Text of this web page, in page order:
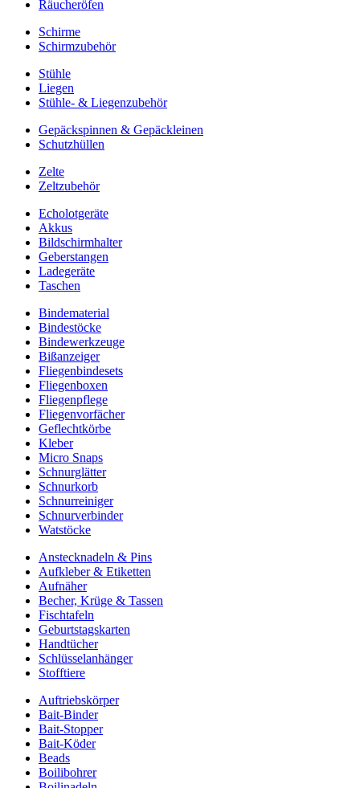
Räucheröfen
Schirme
Schirmzubehör
Stühle
Liegen
Stühle- & Liegenzubehör
Gepäckspinnen & Gepäckleinen
Schutzhüllen
Zelte
Zeltzubehör
Echolotgeräte
Akkus
Bildschirmhalter
Geberstangen
Ladegeräte
Taschen
Bindematerial
Bindestöcke
Bindewerkzeuge
Bißanzeiger
Fliegenbindesets
Fliegenboxen
Fliegenpflege
Fliegenvorfächer
Geflechtkörbe
Kleber
Micro Snaps
Schnurglätter
Schnurkorb
Schnurreiniger
Schnurverbinder
Watstöcke
Anstecknadeln & Pins
Aufkleber & Etiketten
Aufnäher
Becher, Krüge & Tassen
Fischtafeln
Geburtstagskarten
Handtücher
Schlüsselanhänger
Stofftiere
Auftriebskörper
Bait-Binder
Bait-Stopper
Bait-Köder
Beads
Boilibohrer